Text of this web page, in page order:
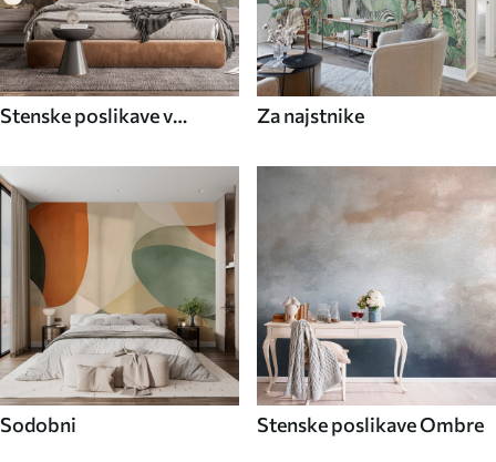
Stenske poslikave v
Za najstnike
Sodobni Stenske poslikave Ombre